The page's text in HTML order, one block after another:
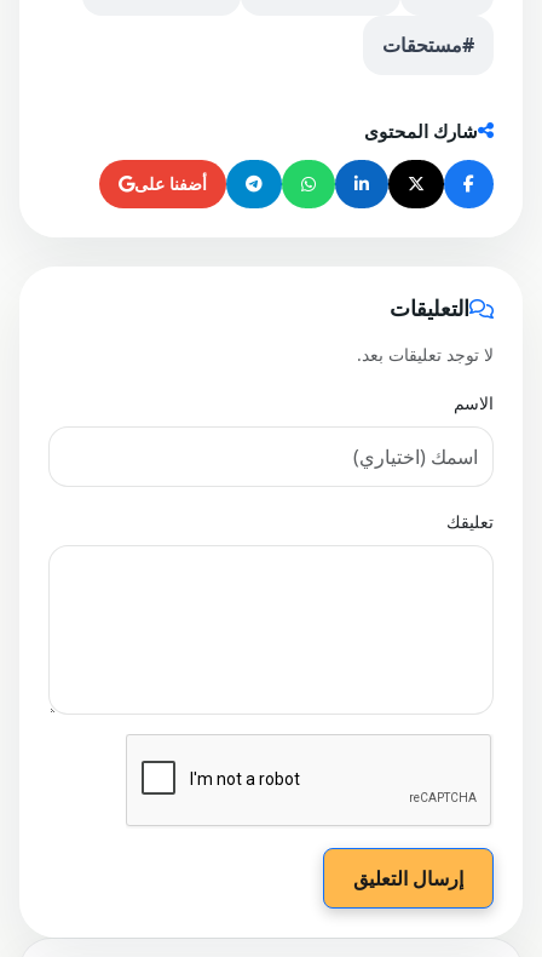
#مستحقات
شارك المحتوى
أضفنا على
التعليقات
لا توجد تعليقات بعد.
الاسم
تعليقك
إرسال التعليق